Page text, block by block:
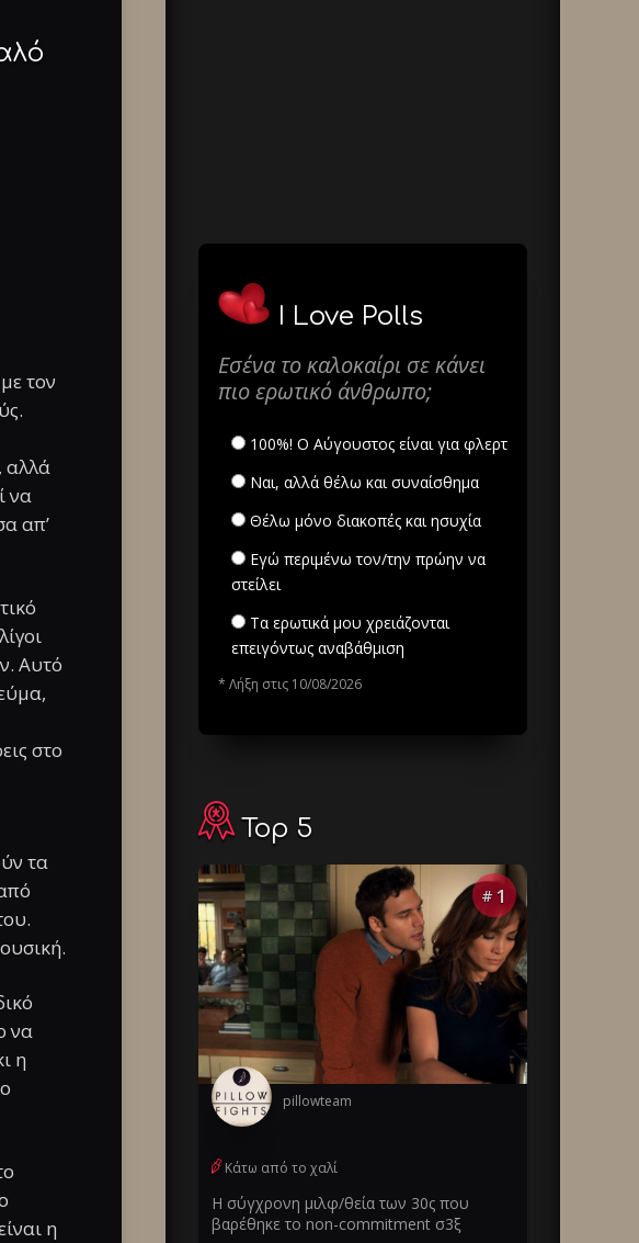
τον
αλλά
να
απ’
Αυτό
στο
τα
να
η
η
I Love Polls
Εσένα το καλοκαίρι σε κάνει
πιο ερωτικό άνθρωπο;
100%! Ο Αύγουστος είναι για φλερτ
Ναι, αλλά θέλω και συναίσθημα
Θέλω μόνο διακοπές και ησυχία
Εγώ περιμένω τον/την πρώην να
στείλει
Τα ερωτικά μου χρειάζονται
επειγόντως αναβάθμιση
* Λήξη στις 10/08/2026
Top 5
# 1
pillowteam
Κάτω από το χαλί
Η σύγχρονη μιλφ/θεία των 30ς που
βαρέθηκε το non-commitment σ3ξ